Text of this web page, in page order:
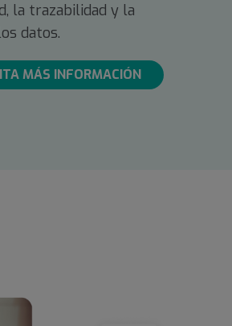
la trazabilidad y la
datos.
MÁS INFORMACIÓN